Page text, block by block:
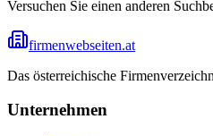
Versuchen Sie einen anderen
firmenwebseiten.at
Das österreichische
Unternehmen